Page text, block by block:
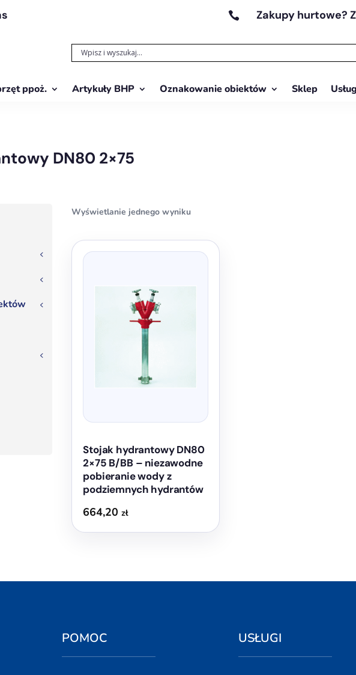
 Zakupy hurtowe?
ppoż. Artykuły BHP Oznakowanie obiektów Sklep
DN80 2×75
3
3
3
3
Wyświetlanie jednego wyniku
Stojak hydrantowy DN80
2×75 B/BB – niezawodne
pobieranie wody z
podziemnych hydrantów
664,20zł
POMOC USŁUGI